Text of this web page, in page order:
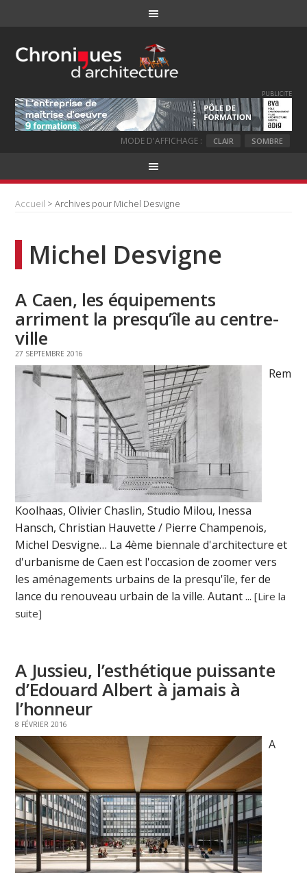
PUBLICITE
MODE D'AFFICHAGE : CLAIR SOMBRE
Accueil > Archives pour Michel Desvigne
Michel Desvigne
A Caen, les équipements
arriment la presqu’île au centre-
ville
27 SEPTEMBRE 2016
Rem
Koolhaas, Olivier Chaslin, Studio Milou, Inessa
Hansch, Christian Hauvette / Pierre Champenois,
Michel Desvigne… La 4ème biennale d'architecture et
d'urbanisme de Caen est l'occasion de zoomer vers
les aménagements urbains de la presqu'île, fer de
lance du renouveau urbain de la ville. Autant ...[Lire la
suite]
A Jussieu, l’esthétique puissante
d’Edouard Albert à jamais à
l’honneur
8 FÉVRIER 2016
A